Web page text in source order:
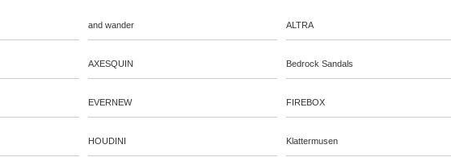
and wander ALTRA
AXESQUIN Bedrock Sandals
EVERNEW FIREBOX
HOUDINI Klattermusen